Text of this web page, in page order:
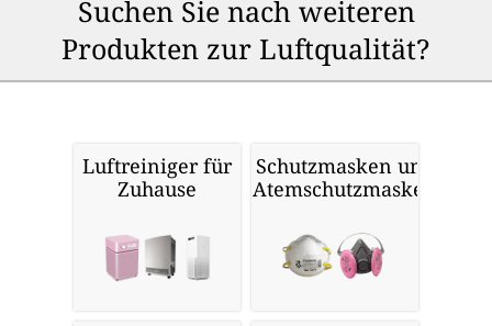
Suchen Sie nach weiteren
Produkten zur Luftqualität?
Luftreiniger für
Zuhause
Schutzmasken und
Atemschutzmasken